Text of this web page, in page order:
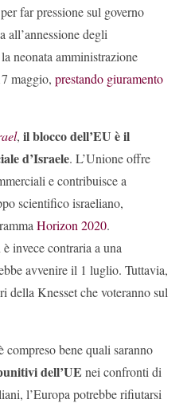
per far pressione sul governo
all’annessione degli
neonata amministrazione
maggio, prestando giuramento
, il blocco dell’EU è il
d’Israele. L’Unione offre
e contribuisce a
scientifico israeliano,
Horizon 2020.
invece contraria a una
avvenire il 1 luglio. Tuttavia,
della Knesset che voteranno sul
bene quali saranno
dell’UE nei confronti di
l’Europa potrebbe rifiutarsi